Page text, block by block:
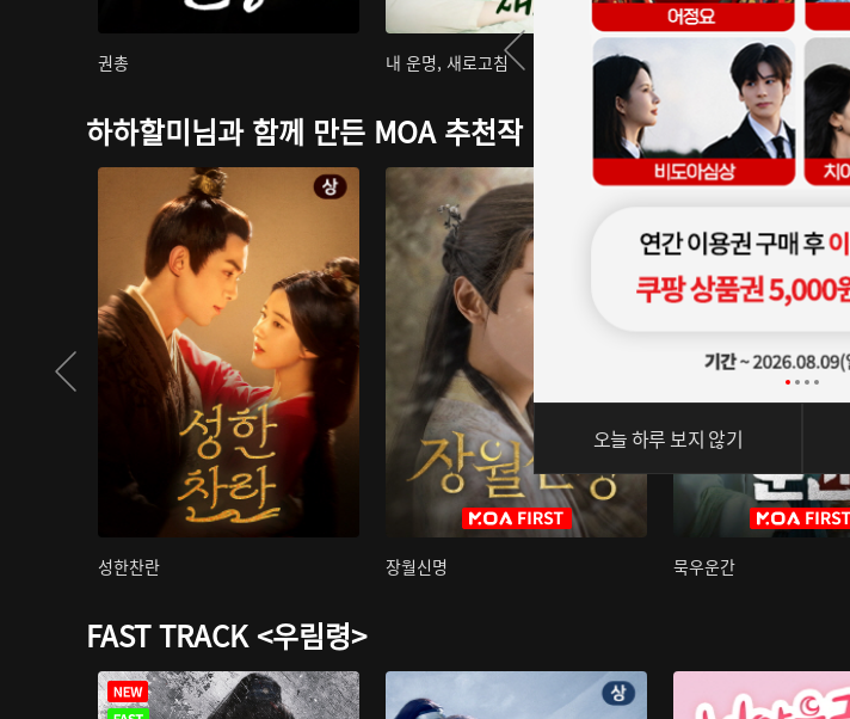
권총 내 운명, 새로고침
하하할미님과 함께 만든 MOA 추천작
성한찬란 장월신명 묵우운간
FAST TRACK <우림령>
오늘 하루 보지 않기